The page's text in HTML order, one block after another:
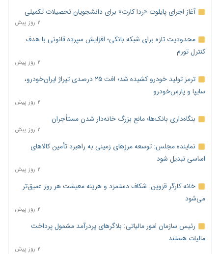
آغاز اجرای پایلوت «ردا کارت» برای دانشجویان تحصیلات تکمیلی
۲ روز پیش
محدودیت تازه برای شبکه بانکی؛ افزایش سپرده قانونی با هدف
کنترل تورم
۲ روز پیش
ترمز تولید خودرو کشیده شد؛ افت ۲۵ درصدی تیراژ ایران‌خودرو،
سایپا و پارس‌خودرو
۲ روز پیش
بنگاه‌داری بانک‌ها؛ مانع بزرگ خانه‌دار شدن مستأجران
۲ روز پیش
نماینده مجلس: توسعه مرزهای زمینی به راهبرد تأمین کالاهای
اساسی تبدیل شود
۲ روز پیش
خانه کارگر قزوین: شکاف دستمزد و هزینه معیشت هر روز عمیق‌تر
می‌شود
۲ روز پیش
رئیس سازمان امور مالیاتی: بلاگرهای پردرآمد مشمول پرداخت
مالیات هستند
۲ روز پیش